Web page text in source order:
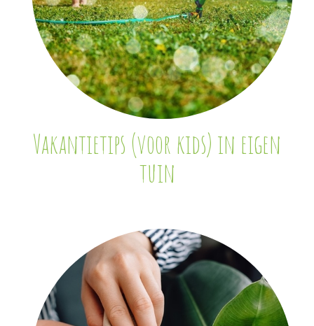
Vakantietips (voor kids) in eigen
tuin